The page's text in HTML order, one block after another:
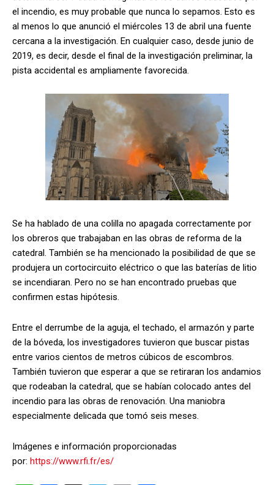
el incendio, es muy probable que nunca lo sepamos. Esto es
al menos lo que anunció el miércoles 13 de abril una fuente
cercana a la investigación. En cualquier caso, desde junio de
2019, es decir, desde el final de la investigación preliminar, la
pista accidental es ampliamente favorecida.
Se ha hablado de una colilla no apagada correctamente por
los obreros que trabajaban en las obras de reforma de la
catedral. También se ha mencionado la posibilidad de que se
produjera un cortocircuito eléctrico o que las baterías de litio
se incendiaran. Pero no se han encontrado pruebas que
confirmen estas hipótesis.
Entre el derrumbe de la aguja, el techado, el armazón y parte
de la bóveda, los investigadores tuvieron que buscar pistas
entre varios cientos de metros cúbicos de escombros.
También tuvieron que esperar a que se retiraran los andamios
que rodeaban la catedral, que se habían colocado antes del
incendio para las obras de renovación. Una maniobra
especialmente delicada que tomó seis meses.
Imágenes e información proporcionadas
por: https://www.rfi.fr/es/